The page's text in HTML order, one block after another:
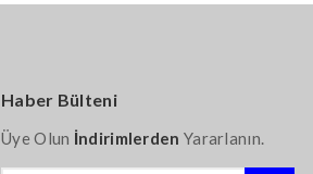
Haber Bülteni
Üye Olun İndirimlerden Yararlanın.